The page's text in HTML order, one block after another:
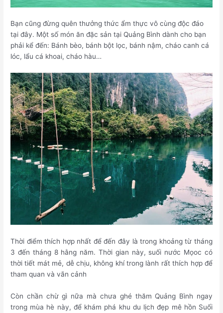
Bạn cũng đừng quên thưởng thức ẩm thực vô cùng độc đáo
tại đây. Một số món ăn đặc sản tại Quảng Bình dành cho bạn
phải kể đến: Bánh bèo, bánh bột lọc, bánh nậm, cháo canh cá
lóc, lẩu cá khoai, cháo hàu…
Thời điểm thích hợp nhất để đến đây là trong khoảng từ tháng
3 đến tháng 8 hằng năm. Thời gian này, suối nước Mọoc có
thời tiết mát mẻ, dễ chịu, không khí trong lành rất thích hợp để
tham quan và vãn cảnh
Còn chần chừ gì nữa mà chưa ghé thăm Quảng Bình ngay
trong mùa hè này, để khám phá khu du lịch đẹp mê hồn Suối